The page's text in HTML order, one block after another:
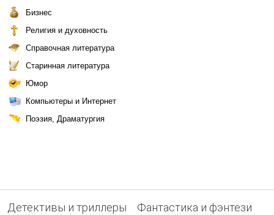
Бизнес
Религия и духовность
Справочная литература
Старинная литература
Юмор
Компьютеры и Интернет
Поэзия, Драматургия
Детективы и триллеры Фантастика и фэнтези